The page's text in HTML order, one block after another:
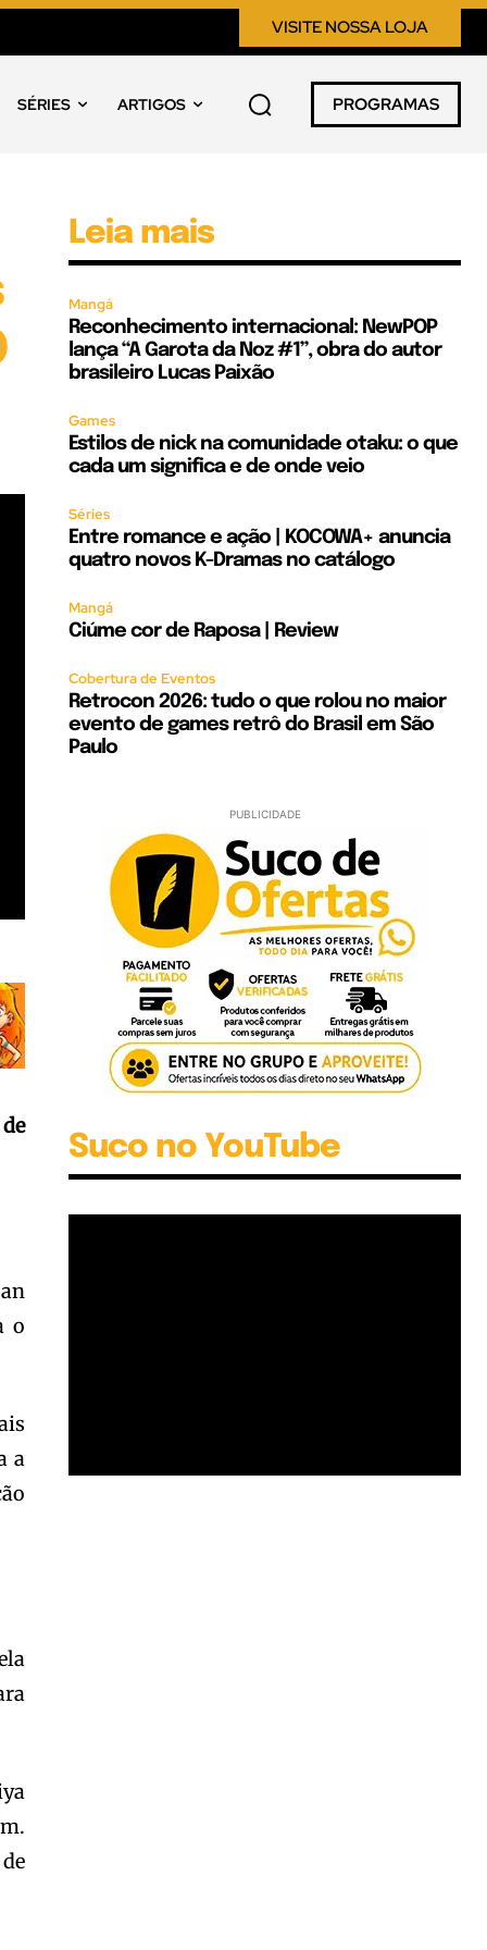
VISITE NOSSA LOJA
SÉRIES ARTIGOS PROGRAMAS
o
a
Leia mais
Mangá
Reconhecimento internacional: NewPOP
lança “A Garota da Noz #1”, obra do autor
brasileiro Lucas Paixão
Games
Estilos de nick na comunidade otaku: o que
cada um significa e de onde veio
Séries
Entre romance e ação | KOCOWA+ anuncia
quatro novos K-Dramas no catálogo
Mangá
Ciúme cor de Raposa | Review
Cobertura de Eventos
Retrocon 2026: tudo o que rolou no maior
evento de games retrô do Brasil em São
Paulo
PUBLICIDADE
Suco no YouTube